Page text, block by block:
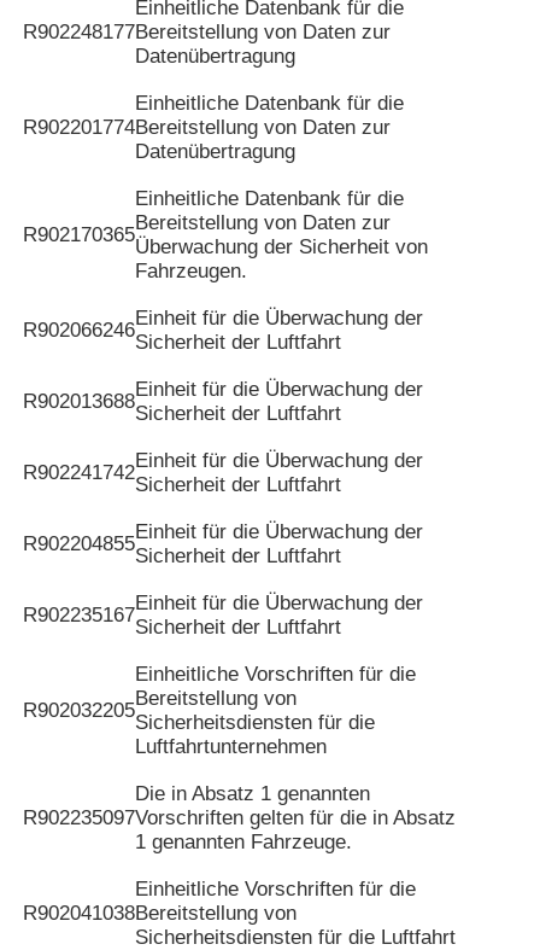
R902248177
Einheitliche Datenbank für die
Bereitstellung von Daten zur
Datenübertragung
R902201774
Einheitliche Datenbank für die
Bereitstellung von Daten zur
Datenübertragung
R902170365
Einheitliche Datenbank für die
Bereitstellung von Daten zur
Überwachung der Sicherheit von
Fahrzeugen.
R902066246
Einheit für die Überwachung der
Sicherheit der Luftfahrt
R902013688
Einheit für die Überwachung der
Sicherheit der Luftfahrt
R902241742
Einheit für die Überwachung der
Sicherheit der Luftfahrt
R902204855
Einheit für die Überwachung der
Sicherheit der Luftfahrt
R902235167
Einheit für die Überwachung der
Sicherheit der Luftfahrt
R902032205
Einheitliche Vorschriften für die
Bereitstellung von
Sicherheitsdiensten für die
Luftfahrtunternehmen
R902235097
Die in Absatz 1 genannten
Vorschriften gelten für die in Absatz
1 genannten Fahrzeuge.
R902041038
Einheitliche Vorschriften für die
Bereitstellung von
Sicherheitsdiensten für die Luftfahrt